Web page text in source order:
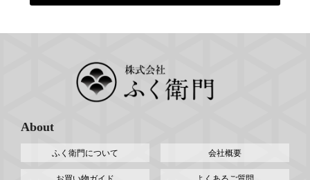
About
ふく衛門について 会社概要